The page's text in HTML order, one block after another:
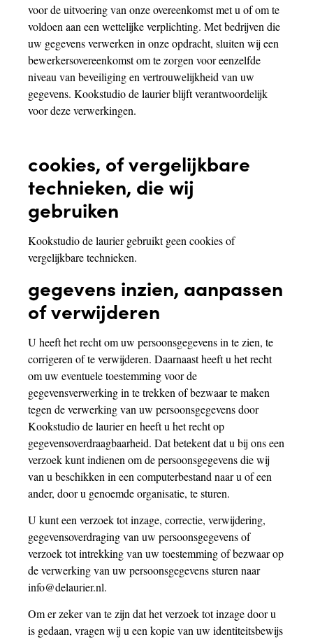
voor de uitvoering van onze overeenkomst met u of om te
voldoen aan een wettelijke verplichting. Met bedrijven die
uw gegevens verwerken in onze opdracht, sluiten wij een
bewerkersovereenkomst om te zorgen voor eenzelfde
niveau van beveiliging en vertrouwelijkheid van uw
gegevens. Kookstudio de laurier blijft verantwoordelijk
voor deze verwerkingen.
cookies, of vergelijkbare
technieken, die wij
gebruiken
Kookstudio de laurier gebruikt geen cookies of
vergelijkbare technieken.
gegevens inzien, aanpassen
of verwijderen
U heeft het recht om uw persoonsgegevens in te zien, te
corrigeren of te verwijderen. Daarnaast heeft u het recht
om uw eventuele toestemming voor de
gegevensverwerking in te trekken of bezwaar te maken
tegen de verwerking van uw persoonsgegevens door
Kookstudio de laurier en heeft u het recht op
gegevensoverdraagbaarheid. Dat betekent dat u bij ons een
verzoek kunt indienen om de persoonsgegevens die wij
van u beschikken in een computerbestand naar u of een
ander, door u genoemde organisatie, te sturen.
U kunt een verzoek tot inzage, correctie, verwijdering,
gegevensoverdraging van uw persoonsgegevens of
verzoek tot intrekking van uw toestemming of bezwaar op
de verwerking van uw persoonsgegevens sturen naar
info@delaurier.nl.
Om er zeker van te zijn dat het verzoek tot inzage door u
is gedaan, vragen wij u een kopie van uw identiteitsbewijs